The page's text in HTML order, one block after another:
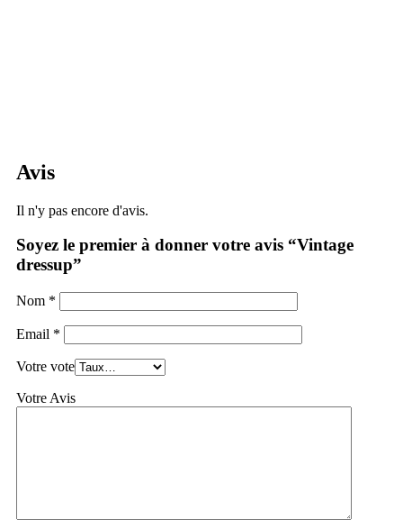
Avis
Il n'y pas encore d'avis.
Soyez le premier à donner votre avis “Vintage
dressup”
Nom *
Email *
Votre vote
Votre Avis